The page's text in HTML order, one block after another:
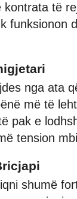
të
funksionon
nga ata
më të
pak e
tension
shumë